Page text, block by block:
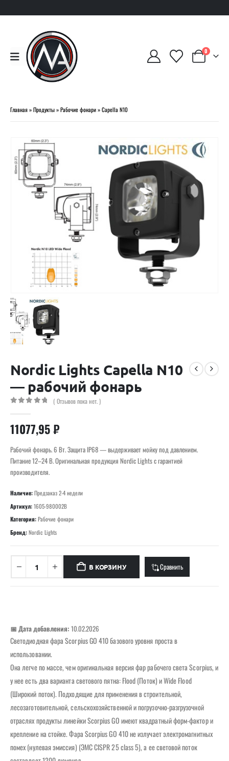
0
Главная»Продукты»Рабочие фонари»Capella N10
Nordic Lights Capella N10
— рабочий фонарь
( Отзывов пока нет. )
11077,95₽
Рабочий фонарь. 6 Вт. Защита IP68 — выдерживает мойку под давлением.
Питание 12–24 В. Оригинальная продукция Nordic Lights с гарантией
производителя.
Наличие:Предзаказ 2-4 недели
Артикул:1605-980002B
Категория:Рабочие фонари
Бренд:Nordic Lights
В КОРЗИНУ Сравнить
📅 Дата добавления: 10.02.2026
Светодиодная фара Scorpius GO 410 базового уровня проста в
использовании.
Она легче по массе, чем оригинальная версия фар рабочего света Scorpius, и
у нее есть два варианта светового пятна: Flood (Поток) и Wide Flood
(Широкий поток). Подходящие для применения в строительной,
лесозаготовительной, сельскохозяйственной и погрузочно-разгрузочной
отраслях продукты линейки Scorpius GO имеют квадратный форм-фактор и
крепление на стойке. Фара Scorpius GO 410 не излучает электромагнитных
помех (нулевая эмиссия) (ЭМС CISPR 25 class 5), а ее световой поток